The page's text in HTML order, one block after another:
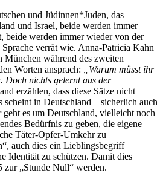
und Jüdinnen*Juden, das
und Israel, beide werden immer
beide werden immer wieder von der
verrät wie. Anna-Patricia Kahn
während des zweiten
Worten ansprach:
„Warum müsst ihr
Doch nichts gelernt aus der
erzählen, dass diese Sätze nicht
scheint in Deutschland – sicherlich auch
es um Deutschland, vielleicht noch
Bedürfnis zu geben, die eigene
Täter-Opfer-Umkehr zu
auch dies ein Lieblingsbegriff
Identität zu schützen. Damit dies
zur „Stunde Null“ werden.